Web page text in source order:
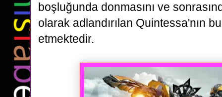
boşluğunda donmasını ve
olarak adlandırılan Quintessa'nın
etmektedir.